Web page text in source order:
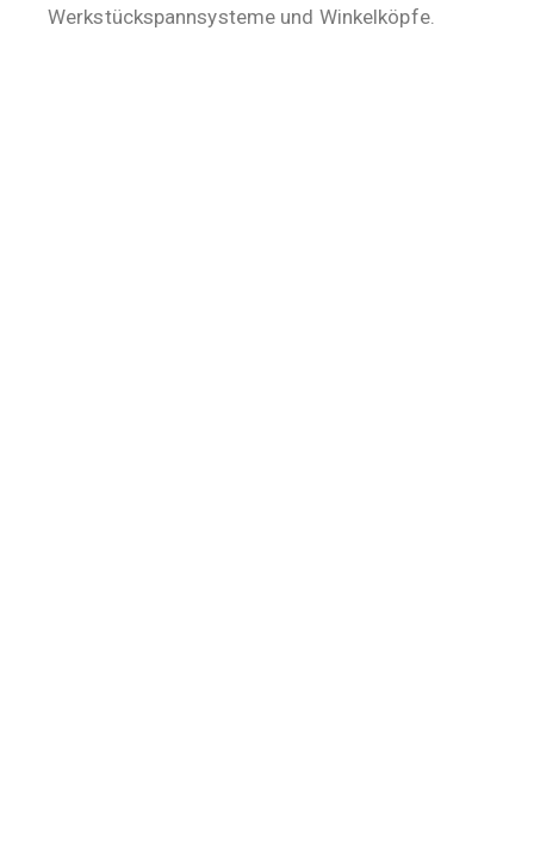
Werkstückspannsysteme und Winkelköpfe.